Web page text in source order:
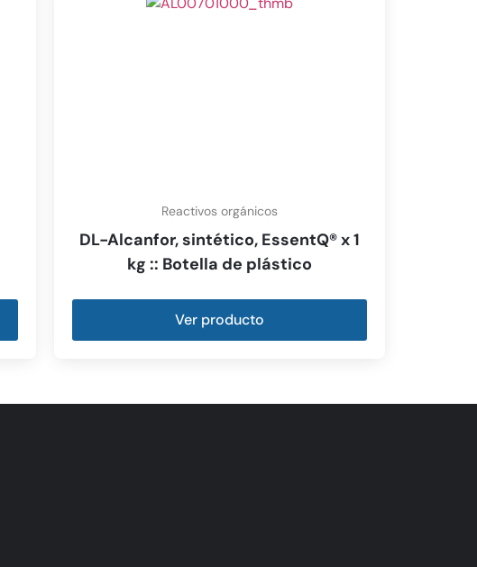
Reactivos orgánicos
DL-Alcanfor, sintético, EssentQ® x 1
kg :: Botella de plástico
Ver producto